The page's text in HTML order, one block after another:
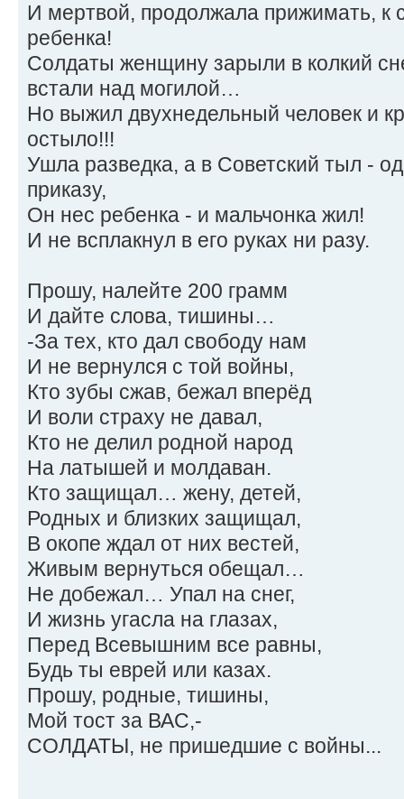
И мертвой, продолжала прижимать, к
ребенка!
Солдаты женщину зарыли в колкий
встали над могилой…
Но выжил двухнедельный человек и
остыло!!!
Ушла разведка, а в Советский тыл -
приказу,
Он нес ребенка - и мальчонка жил!
И не всплакнул в его руках ни разу.
Прошу, налейте 200 грамм
И дайте слова, тишины…
-За тех, кто дал свободу нам
И не вернулся с той войны,
Кто зубы сжав, бежал вперёд
И воли страху не давал,
Кто не делил родной народ
На латышей и молдаван.
Кто защищал… жену, детей,
Родных и близких защищал,
В окопе ждал от них вестей,
Живым вернуться обещал…
Не добежал… Упал на снег,
И жизнь угасла на глазах,
Перед Всевышним все равны,
Будь ты еврей или казах.
Прошу, родные, тишины,
Мой тост за ВАС,-
СОЛДАТЫ, не пришедшие с войны...